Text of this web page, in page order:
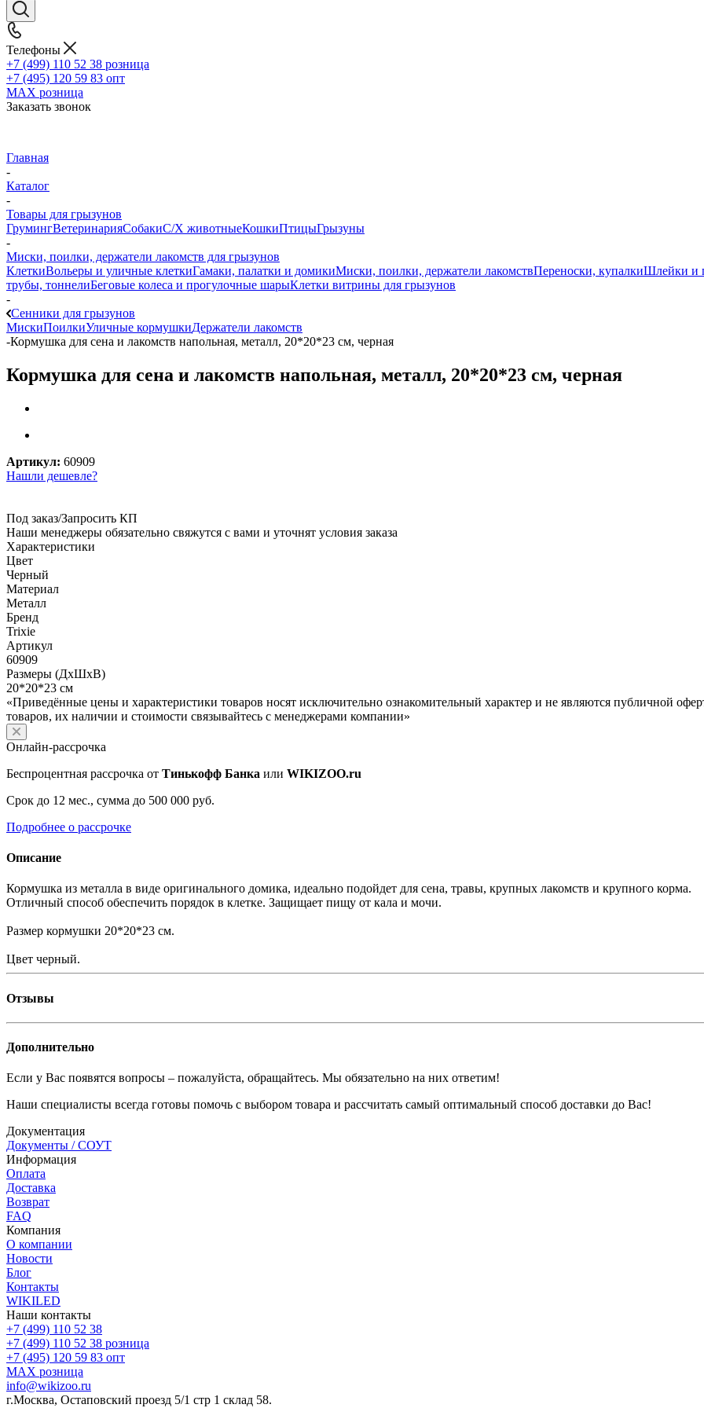
Телефоны
+7 (499) 110 52 38 розница
+7 (495) 120 59 83 опт
MAX розница
Заказать звонок
Главная
-
Каталог
-
Товары для грызунов
ГрумингВетеринарияСобакиС/Х животныеКошкиПтицыГрызуны
-
Миски, поилки, держатели лакомств для грызунов
КлеткиВольеры и уличные клеткиГамаки, палатки и домикиМиски, поилки, держатели лакомствПереноски, купалкиШлейки и
трубы, тоннелиБеговые колеса и прогулочные шарыКлетки витрины для грызунов
-
Сенники для грызунов
МискиПоилкиУличные кормушкиДержатели лакомств
-Кормушка для сена и лакомств напольная, металл, 20*20*23 см, черная
Кормушка для сена и лакомств напольная, металл, 20*20*23 см, черная
Артикул: 60909
Нашли дешевле?
Под заказ/Запросить КП
Наши менеджеры обязательно свяжутся с вами и уточнят условия заказа
Характеристики
Цвет
Черный
Материал
Металл
Бренд
Trixie
Артикул
60909
Размеры (ДхШхВ)
20*20*23 см
«Приведённые цены и характеристики товаров носят исключительно ознакомительный характер и не являются публичной
товаров, их наличии и стоимости связывайтесь с менеджерами компании»
Онлайн-рассрочка
Беспроцентная рассрочка от Тинькофф Банка или WIKIZOO.ru
Срок до 12 мес., сумма до 500 000 руб.
Подробнее о рассрочке
Описание
Кормушка из металла в виде оригинального домика, идеально подойдет для сена, травы, крупных лакомств и крупного корма.
Отличный способ обеспечить порядок в клетке. Защищает пищу от кала и мочи.
Размер кормушки 20*20*23 см.
Цвет черный.
Отзывы
Дополнительно
Если у Вас появятся вопросы – пожалуйста, обращайтесь. Мы обязательно на них ответим!
Наши специалисты всегда готовы помочь с выбором товара и рассчитать самый оптимальный способ доставки до Вас!
Документация
Документы / СОУТ
Информация
Оплата
Доставка
Возврат
FAQ
Компания
О компании
Новости
Блог
Контакты
WIKILED
Наши контакты
+7 (499) 110 52 38
+7 (499) 110 52 38 розница
+7 (495) 120 59 83 опт
MAX розница
info@wikizoo.ru
г.Москва, Остаповский проезд 5/1 стр 1 склад 58.